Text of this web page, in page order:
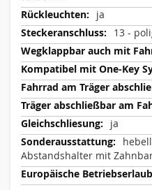
ja
13 -
ja
Abstandshalter mit